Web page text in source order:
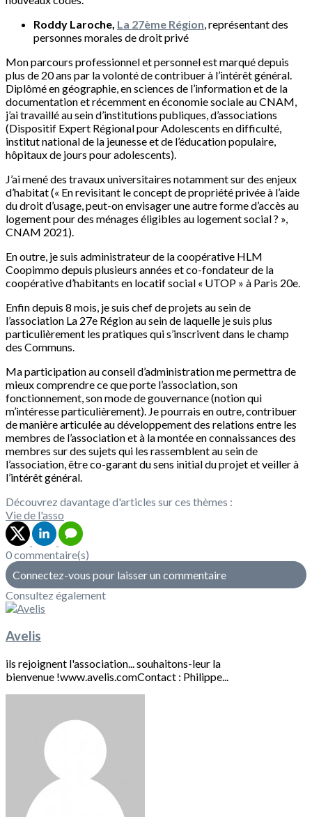
Roddy Laroche, La 27ème Région, représentant des
personnes morales de droit privé
Mon parcours professionnel et personnel est marqué depuis
plus de 20 ans par la volonté de contribuer à l’intérêt général.
Diplômé en géographie, en sciences de l’information et de la
documentation et récemment en économie sociale au CNAM,
j’ai travaillé au sein d’institutions publiques, d’associations
(Dispositif Expert Régional pour Adolescents en difficulté,
institut national de la jeunesse et de l’éducation populaire,
hôpitaux de jours pour adolescents).
J’ai mené des travaux universitaires notamment sur des enjeux
d’habitat (« En revisitant le concept de propriété privée à l’aide
du droit d’usage, peut-on envisager une autre forme d’accès au
logement pour des ménages éligibles au logement social ? »,
CNAM 2021).
En outre, je suis administrateur de la coopérative HLM
Coopimmo depuis plusieurs années et co-fondateur de la
coopérative d’habitants en locatif social « UTOP » à Paris 20e.
Enfin depuis 8 mois, je suis chef de projets au sein de
l’association La 27e Région au sein de laquelle je suis plus
particulièrement les pratiques qui s’inscrivent dans le champ
des Communs.
Ma participation au conseil d’administration me permettra de
mieux comprendre ce que porte l’association, son
fonctionnement, son mode de gouvernance (notion qui
m’intéresse particulièrement). Je pourrais en outre, contribuer
de manière articulée au développement des relations entre les
membres de l’association et à la montée en connaissances des
membres sur des sujets qui les rassemblent au sein de
l’association, être co-garant du sens initial du projet et veiller à
l’intérêt général.
Découvrez davantage d'articles sur ces thèmes :
Vie de l'asso
0 commentaire(s)
Connectez-vous pour laisser un commentaire
Consultez également
Avelis
ils rejoignent l'association... souhaitons-leur la
bienvenue !www.avelis.comContact : Philippe...